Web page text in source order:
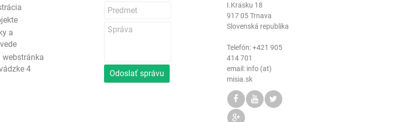
Jonáš
Sofoniáš
Aggeus
a
webstránka
4 Odoslať správu
I.Krasku 18
917 05 Trnava
Slovenská republika
Telefón:+421 905
414 701
email: info (at)
misia.sk